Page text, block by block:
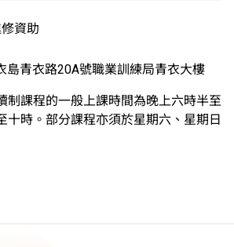
資助
島青衣路20A號職業訓練局青衣大樓
制課程的一般上課時間為晚上六時半至
十時。部分課程亦須於星期六、星期日